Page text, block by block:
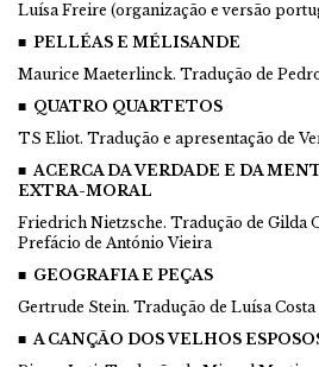
Luísa Freire (organização e versão
■ PELLÉAS E MÉLISANDE
Maurice Maeterlinck. Tradução de
■ QUATRO QUARTETOS
TS Eliot. Tradução e apresentação de
■ ACERCA DA VERDADE E DA
EXTRA-MORAL
Friedrich Nietzsche. Tradução de Gilda
Prefácio de António Vieira
■ GEOGRAFIA E PEÇAS
Gertrude Stein. Tradução de Luísa Costa
■ A CANÇÃO DOS VELHOS